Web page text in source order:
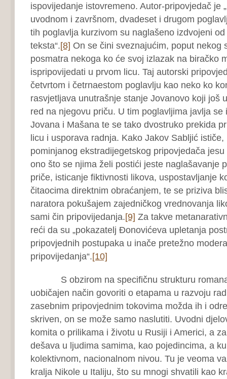
ispovijedanje istovremeno. Autor-pripovjedač je
uvodnom i završnom, dvadeset i drugom
tih poglavlja kurzivom su naglašeno izdvojeni
teksta“.[8] On se čini sveznajućim, poput nekog
posmatra nekoga ko će svoj izlazak na biračko
ispripovijedati u prvom licu. Taj autorski
četvrtom i četrnaestom poglavlju kao neko ko
rasvjetljava unutrašnje stanje Jovanovo koji još
red na njegovu priču. U tim poglavljima javlja se
Jovana i Mašana te se tako dvostruko prekida
licu i usporava radnja. Kako Jakov Sabljić ističe,
pominjanog ekstradijegetskog pripovjedača
ono što se njima želi postići jeste naglašavanje
priče, isticanje fiktivnosti likova, uspostavljanje
čitaocima direktnim obraćanjem, te se priziva
naratora pokušajem zajedničkog vrednovanja
sami čin pripovijedanja.[9] Za takve
reći da su „pokazatelj Đonovićeva upletanja
pripovjednih postupaka u inače pretežno
pripovijedanja“.[10]
S obzirom na specifičnu strukturu romana
uobičajen način govoriti o etapama u razvoju
zasebnim pripovjednim tokovima možda ih i
skriven, on se može samo naslutiti. Uvodni
komita o prilikama i životu u Rusiji i Americi, a
dešava u ljudima samima, kao pojedincima, a
kolektivnom, nacionalnom nivou. Tu je veoma
kralja Nikole u Italiju, što su mnogi shvatili kao